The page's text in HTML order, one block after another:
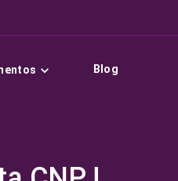
Blog